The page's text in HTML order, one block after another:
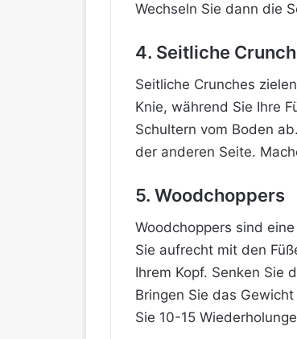
Wechseln Sie dann die
4. Seitliche
Seitliche Crunches
Knie, während Sie Ihre
Schultern vom Boden
der anderen Seite.
5. Woodchoppers
Woodchoppers sind
Sie aufrecht mit den
Ihrem Kopf. Senken Sie
Bringen Sie das
Sie 10-15